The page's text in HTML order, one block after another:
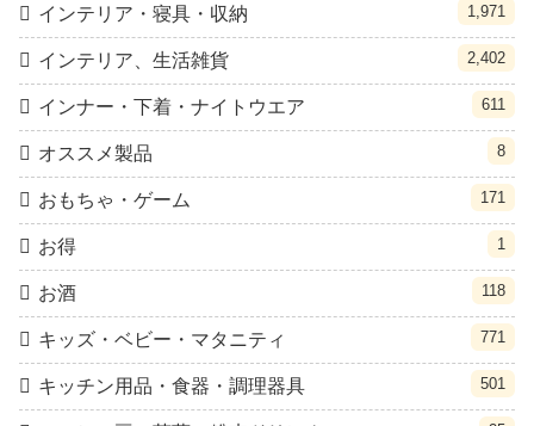
インテリア・寝具・収納 1,971
インテリア、生活雑貨 2,402
インナー・下着・ナイトウエア 611
オススメ製品 8
おもちゃ・ゲーム 171
お得 1
お酒 118
キッズ・ベビー・マタニティ 771
キッチン用品・食器・調理器具 501